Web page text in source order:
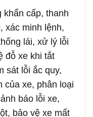
cấp, thanh
xác minh lệnh,
lái, xử lý lỗi
đỗ xe khi tắt
sát lỗi ắc quy,
của xe, phân loại
báo lỗi xe,
bảo vệ xe mất